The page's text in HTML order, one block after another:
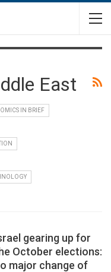
East
IN BRIEF
gearing up for
October elections:
major change of